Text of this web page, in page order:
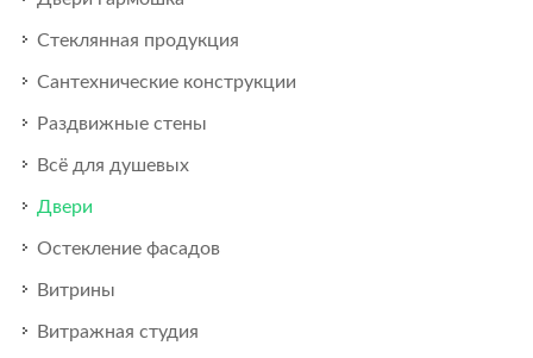
Стеклянная продукция
Сантехнические конструкции
Раздвижные стены
Всё для душевых
Двери
Остекление фасадов
Витрины
Витражная студия